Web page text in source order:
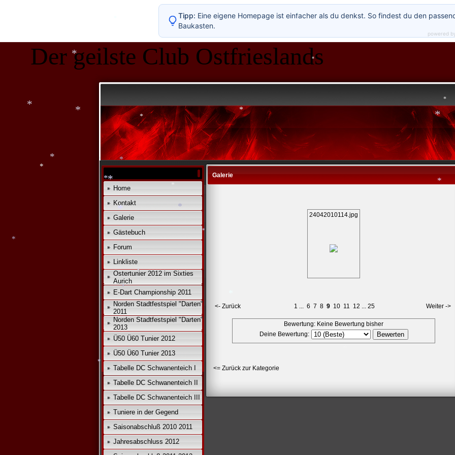
Der geilste Club Ostfrieslands
Home
Kontakt
Galerie
Gästebuch
Forum
Linkliste
Ostertunier 2012 im Sixties
Aurich
E-Dart Championship 2011
Norden Stadtfestspiel "Darten"
2011
Norden Stadtfestspiel "Darten"
2013
Ü50 Ü60 Tunier 2012
Ü50 Ü60 Tunier 2013
Tabelle DC Schwanenteich I
Tabelle DC Schwanenteich II
Tabelle DC Schwanenteich III
Tuniere in der Gegend
Saisonabschluß 2010 2011
Jahresabschluss 2012
Galerie
24042010114.jpg
<- Zurück 1 ... 6 7 8 9 10 11 12 ... 25 Weiter ->
Bewertung: Keine Bewertung bisher
Deine Bewertung:
<= Zurück zur Kategorie
Tipp: Eine eigene Homepage ist einfacher als du denkst. So findest du den
Baukasten.
powered
*
*
*
*
*
*
*
*
*
*
*
*
*
*
*